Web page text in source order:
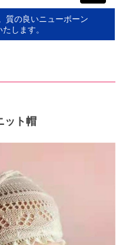
質の良いニューボーン
します。
ット帽